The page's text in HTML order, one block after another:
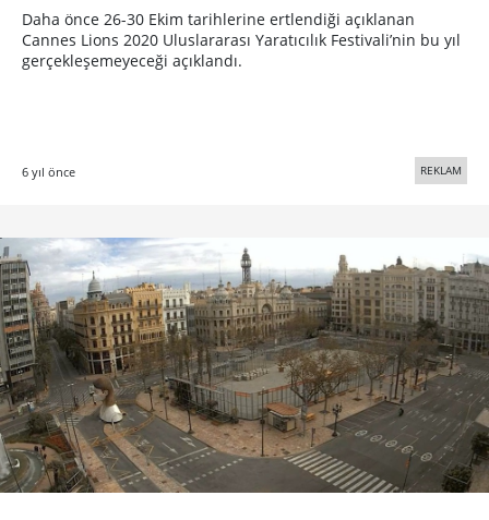
Daha önce 26-30 Ekim tarihlerine ertlendiği açıklanan
Cannes Lions 2020 Uluslararası Yaratıcılık Festivali’nin bu yıl
gerçekleşemeyeceği açıklandı.
6 yıl önce REKLAM